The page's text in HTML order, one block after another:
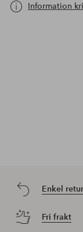
Information
Enkel retur
Fri frakt